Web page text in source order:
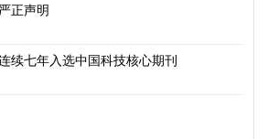
技术及集成应用——以宁波舟山港穿山港
, 唐道贵, 钟晓晖, 严新平
正声明
续七年入选中国科技核心期刊